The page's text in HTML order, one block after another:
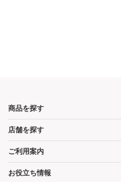
商品を探す
ベビー用品
ベビーベッド
ベビーマットレス・ベビー布団
チャイルドシート
店舗を探す
店舗検索
ご利用案内
レンタルの流れ
お役立ち情報